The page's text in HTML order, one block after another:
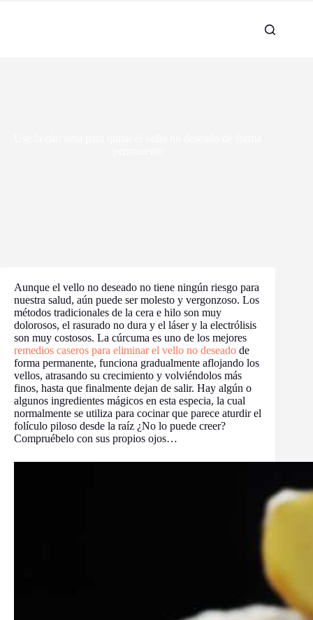
Aunque el vello no deseado no tiene ningún riesgo para
nuestra salud, aún puede ser molesto y vergonzoso. Los
métodos tradicionales de la cera e hilo son muy
dolorosos, el rasurado no dura y el láser y la electrólisis
son muy costosos. La cúrcuma es uno de los mejores
remedios caseros para eliminar el vello no deseado de
forma permanente, funciona gradualmente aflojando los
vellos, atrasando su crecimiento y volviéndolos más
finos, hasta que finalmente dejan de salir. Hay algún o
algunos ingredientes mágicos en esta especia, la cual
normalmente se utiliza para cocinar que parece aturdir el
folículo piloso desde la raíz ¿No lo puede creer?
Compruébelo con sus propios ojos…